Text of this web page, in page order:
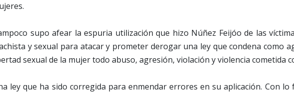
supo afear la espuria utilización que hizo Núñez Feijóo de las
y sexual para atacar y prometer derogar una ley que condena como
sexual de la mujer todo abuso, agresión, violación y violencia cometida
ley que ha sido corregida para enmendar errores en su aplicación. Con lo